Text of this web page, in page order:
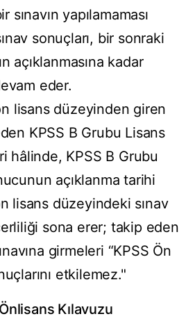
yapılamaması
sonuçları, bir sonraki
açıklanmasına kadar
eder.
lisans düzeyinden giren
KPSS B Grubu Lisans
hâlinde, KPSS B Grubu
açıklanma tarihi
lisans düzeyindeki sınav
sona erer; takip eden
girmeleri “KPSS Ön
etkilemez."
Kılavuzu